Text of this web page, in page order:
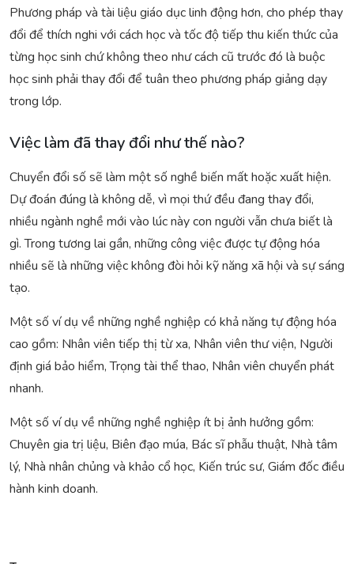
Phương pháp và tài liệu giáo dục linh động hơn, cho phép thay
đổi để thích nghi với cách học và tốc độ tiếp thu kiến thức của
từng học sinh chứ không theo như cách cũ trước đó là buộc
học sinh phải thay đổi để tuân theo phương pháp giảng dạy
trong lớp.
Việc làm đã thay đổi như thế nào?
Chuyển đổi số sẽ làm một số nghề biến mất hoặc xuất hiện.
Dự đoán đúng là không dễ, vì mọi thứ đều đang thay đổi,
nhiều ngành nghề mới vào lúc này con người vẫn chưa biết là
gì. Trong tương lai gần, những công việc được tự động hóa
nhiều sẽ là những việc không đòi hỏi kỹ năng xã hội và sự sáng
tạo.
Một số ví dụ về những nghề nghiệp có khả năng tự động hóa
cao gồm: Nhân viên tiếp thị từ xa, Nhân viên thư viện, Người
định giá bảo hiểm, Trọng tài thể thao, Nhân viên chuyển phát
nhanh.
Một số ví dụ về những nghề nghiệp ít bị ảnh hưởng gồm:
Chuyên gia trị liệu, Biên đạo múa, Bác sĩ phẫu thuật, Nhà tâm
lý, Nhà nhân chủng và khảo cổ học, Kiến trúc sư, Giám đốc điều
hành kinh doanh.